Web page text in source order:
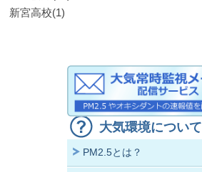
新宮高校(1)
大気環境について
PM2.5とは？